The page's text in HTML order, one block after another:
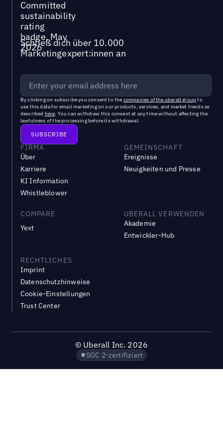
Schließ dich über 10.000
Marketingexpert:innen an
By clicking on subscribe you consent to the companies of the uberall groupto
use this data for email marketing on our products, services, and market trends as
described here. You can withdraw this consent at any time without affecting the
lawfulness of the processing before its withdrawal.
FIRMA
Über
Karriere
KI Information
Whistleblower
GEMEINSCHAFT
Ereignisse
Neuigkeiten und Presse
COMPARE
Yext
UBERALL VERWENDEN
Akademie
Entwickler-Hub
RECHTLICHES
Imprint
Datenschutzhinweise
Cookie-Einstellungen
Trust Center
© Uberall Inc. 2026
SOC 2-zertifiziert